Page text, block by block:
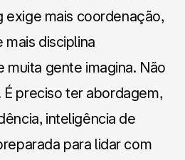
exige mais coordenação,
mais disciplina
muita gente imagina. Não
É preciso ter abordagem,
inteligência de
para lidar com